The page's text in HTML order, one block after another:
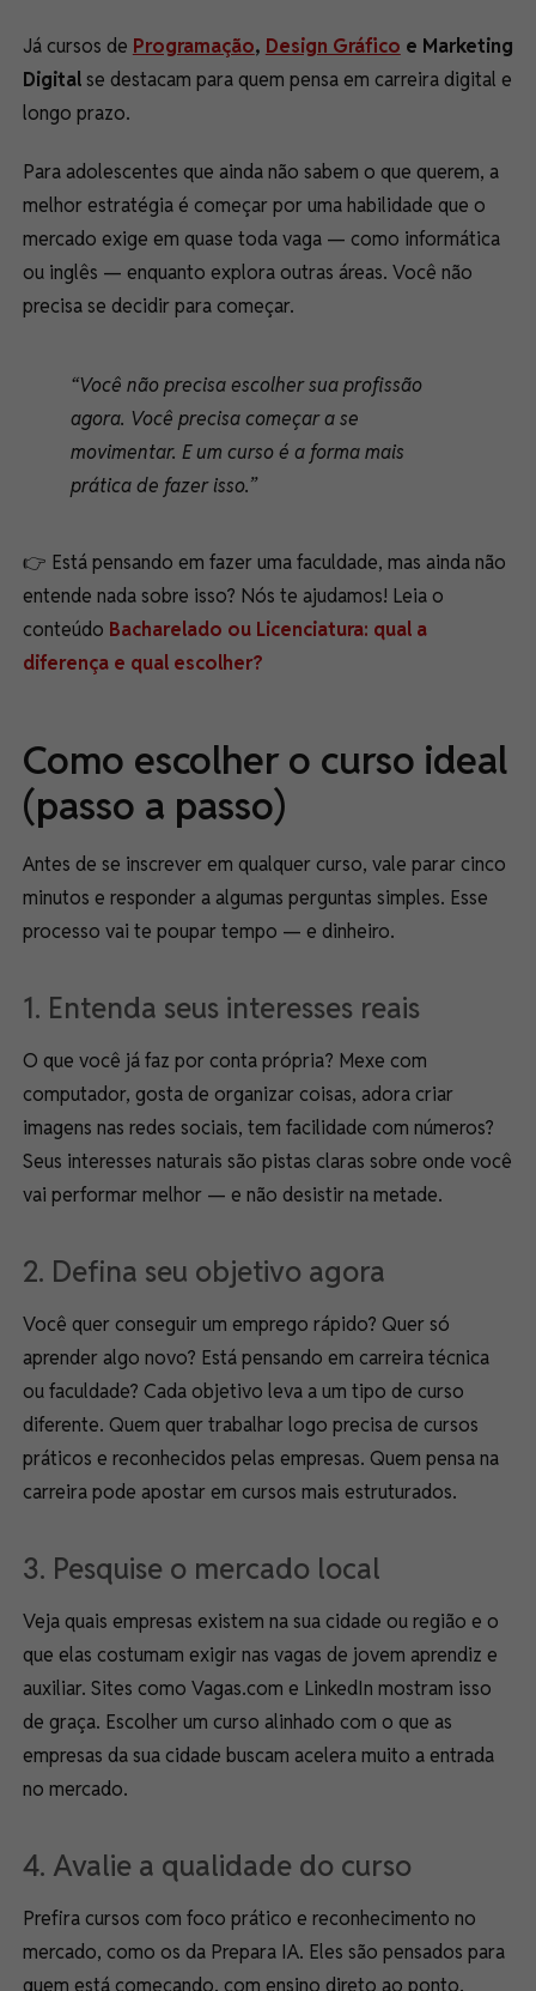
Já cursos de Programação, Design Gráfico e Marketing
Digitalse destacam para quem pensa em carreira digital e
longo prazo.
Para adolescentes que ainda não sabem o que querem, a
melhor estratégia é começar por uma habilidade que o
mercado exige em quase toda vaga — como informática
ou inglês — enquanto explora outras áreas. Você não
precisa se decidir para começar.
“Você não precisa escolher sua profissão
agora. Você precisa começar a se
movimentar. E um curso é a forma mais
prática de fazer isso.”
👉 Está pensando em fazer uma faculdade, mas ainda não
entende nada sobre isso? Nós te ajudamos! Leia o
conteúdo Bacharelado ou Licenciatura: qual a
diferença e qual escolher?
Como escolher o curso ideal
(passo a passo)
Antes de se inscrever em qualquer curso, vale parar cinco
minutos e responder a algumas perguntas simples. Esse
processo vai te poupar tempo — e dinheiro.
1. Entenda seus interesses reais
O que você já faz por conta própria? Mexe com
computador, gosta de organizar coisas, adora criar
imagens nas redes sociais, tem facilidade com números?
Seus interesses naturais são pistas claras sobre onde você
vai performar melhor — e não desistir na metade.
2. Defina seu objetivo agora
Você quer conseguir um emprego rápido? Quer só
aprender algo novo? Está pensando em carreira técnica
ou faculdade? Cada objetivo leva a um tipo de curso
diferente. Quem quer trabalhar logo precisa de cursos
práticos e reconhecidos pelas empresas. Quem pensa na
carreira pode apostar em cursos mais estruturados.
3. Pesquise o mercado local
Veja quais empresas existem na sua cidade ou região e o
que elas costumam exigir nas vagas de jovem aprendiz e
auxiliar. Sites como Vagas.com e LinkedIn mostram isso
de graça. Escolher um curso alinhado com o que as
empresas da sua cidade buscam acelera muito a entrada
no mercado.
4. Avalie a qualidade do curso
Prefira cursos com foco prático e reconhecimento no
mercado, como os da Prepara IA. Eles são pensados para
quem está começando, com ensino direto ao ponto,